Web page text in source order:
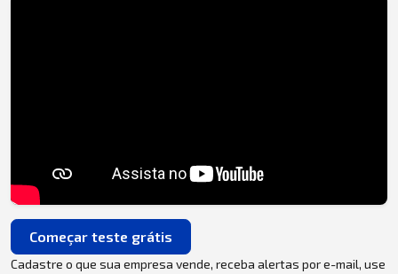
Começar teste grátis
Cadastre o que sua empresa vende, receba alertas por e-mail, use